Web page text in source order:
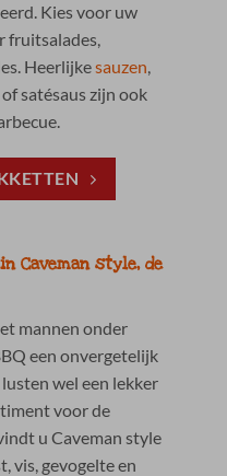
Kies voor uw
fruitsalades,
Heerlijkesauzen,
satésaus zijn ook
Caveman style, de
mannen onder
een onvergetelijk
wel een lekker
voor de
u Caveman style
vis, gevogelte en